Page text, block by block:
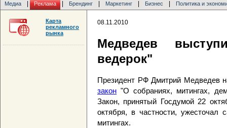
Медиа Реклама Брендинг Маркетинг Бизнес Политика и
08.11.2010
Медведев
ведерок"
Президент РФ Дмитрий Медведев
закон "О собраниях, митингах,
Закон, принятый Госдумой 22
октября, в частности, ужесточал
митингах.
Карта
рекламного
рынка